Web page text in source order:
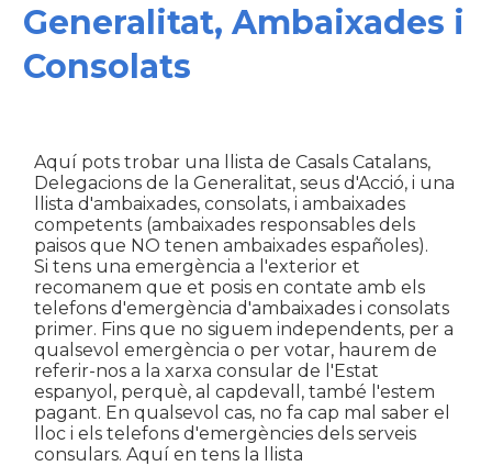
Generalitat, Ambaixades i
Consolats
Aquí pots trobar una llista de Casals Catalans,
Delegacions de la Generalitat, seus d'Acció, i una
llista d'ambaixades, consolats, i ambaixades
competents (ambaixades responsables dels
paisos que NO tenen ambaixades españoles).
Si tens una emergència a l'exterior et
recomanem que et posis en contate amb els
telefons d'emergència d'ambaixades i consolats
primer. Fins que no siguem independents, per a
qualsevol emergència o per votar, haurem de
referir-nos a la xarxa consular de l'Estat
espanyol, perquè, al capdevall, també l'estem
pagant. En qualsevol cas, no fa cap mal saber el
lloc i els telefons d'emergències dels serveis
consulars. Aquí en tens la llista